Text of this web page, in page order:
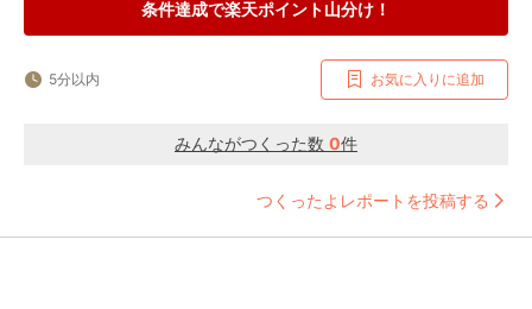
条件達成で楽天ポイント山分け！
5分以内 お気に入りに追加
みんながつくった数 0件
つくったよレポートを投稿する